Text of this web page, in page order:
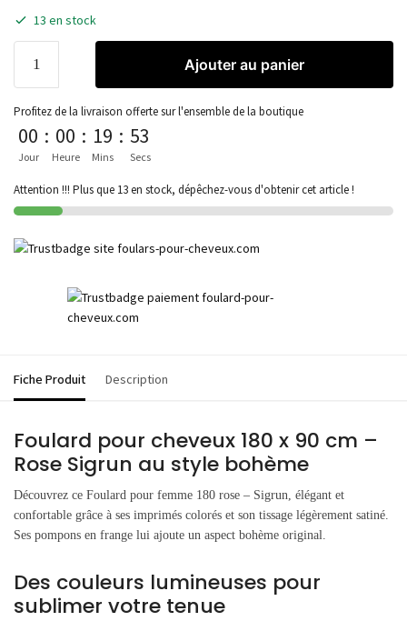
13 en stock
Ajouter au panier
Profitez de la livraison offerte sur l'ensemble de la boutique
00
Jour
: 00
Heure
: 19
Mins
: 53
Secs
Attention !!! Plus que 13 en stock, dépêchez-vous d'obtenir cet article !
Fiche Produit Description
Foulard pour cheveux 180 x 90 cm –
Rose Sigrun au style bohème
Découvrez ce Foulard pour femme 180 rose – Sigrun, élégant et
confortable grâce à ses imprimés colorés et son tissage légèrement satiné.
Ses pompons en frange lui ajoute un aspect bohème original.
Des couleurs lumineuses pour
sublimer votre tenue